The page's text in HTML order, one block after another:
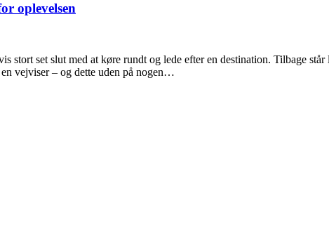
oplevelsen
stort set slut med at køre rundt og lede efter en destination. Tilbage
vejviser – og dette uden på nogen…